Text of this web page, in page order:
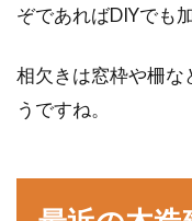
ぞであればDIYでも
相欠きは窓枠や柵な
うですね。